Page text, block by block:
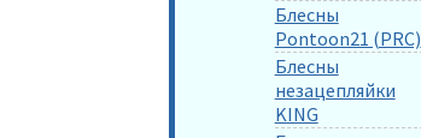
Блесны
Pontoon21 (PRC)
Блесны
незацепляйки
KING